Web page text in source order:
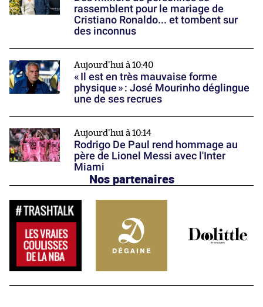
rassemblent pour le mariage de
Cristiano Ronaldo... et tombent sur
des inconnus
Aujourd'hui à 10:40
« Il est en très mauvaise forme
physique » : José Mourinho déglingue
une de ses recrues
Aujourd'hui à 10:14
Rodrigo De Paul rend hommage au
père de Lionel Messi avec l'Inter
Miami
Nos partenaires